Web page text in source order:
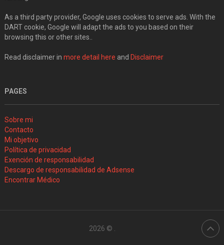
As a third party provider, Google uses cookies to serve ads. With the
DART cookie, Google will adapt the ads to you based on their
browsing this or other sites..
Read disclaimer in more detail here and Disclaimer
PAGES
Sobre mi
Contacto
Mi objetivo
Política de privacidad
Exención de responsabilidad
Descargo de responsabilidad de Adsense
Encontrar Médico
2026 ©